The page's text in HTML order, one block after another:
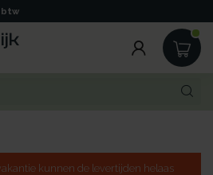
btw
kunnen de levertijden helaas